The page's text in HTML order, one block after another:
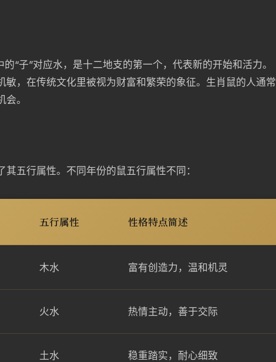
“子”对应水，是十二地支的第一个，代表新的开始和活力。
敏，在传统文化里被视为财富和繁荣的象征。生肖鼠的人通常
。
五行属性。不同年份的鼠五行属性不同：
五行属性 性格特点简述
木水 富有创造力，温和机灵
火水 热情主动，善于交际
土水 稳重踏实，耐心细致